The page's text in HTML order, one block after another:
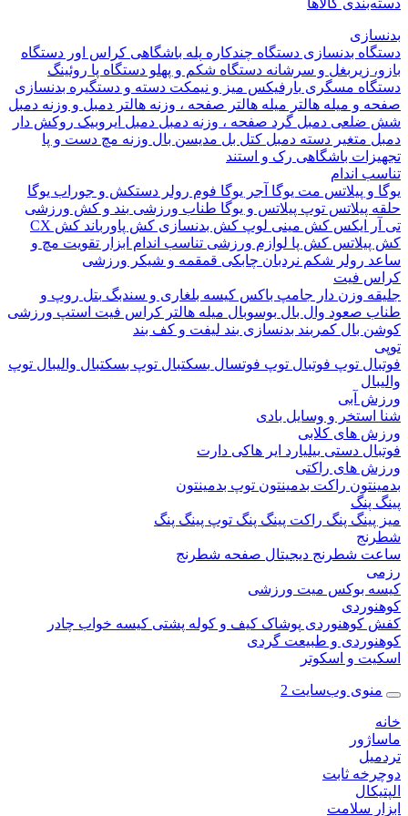
کالاها
بدنسازیدستگاه چندکارهپله باشگاهیکراس اوردستگاه
زیربغل و سرشانه دستگاه شکم و پهلودستگاه پاروئینگ
مسگریبارفیکسمیز و نیمکتدسته و دستگیره بدنسازی
و میله هالتر میله هالتر صفحه ، وزنه هالتر دمبل و وزنه دمبل
دمبل گرد صفحه ، وزنه دمبل دمبل ایروبیک روکش دار
متغیردسته دمبل کتل بلمدیسن بالوزنه مچ دست و پا
باشگاهیرک و استند
اندام
و پیلاتسمت یوگاآجر یوگا فوم رولر دستکش و جوراب یوگا
پیلاتستوپ پیلاتس و یوگاطناب ورزشی بند و کش ورزشی
ایکس کش مینی لوپ کش بدنسازیکش پاورباندکش CX
کش پالوازم ورزشی تناسب اندام ابزار تقویت مچ و
رولر شکم نردبان چابکیقمقمه و شیکر ورزشی
فیت
وزن دارجامپ باکسکیسه بلغاری و سندبگبتل روپ و
صعودوال بال بوسوبالمیله هالتر کراس فیت استپ ورزشی
بالکمربند بدنسازیبند لیفت و کف بند
توپ فوتبالتوپ فوتسالبسکتبالتوپ بسکتبالوالیبال توپ
آبی
و وسایل بادی
های کلابی
دستیبیلیاردایر هاکیدارت
های راکتی
راکت بدمینتونتوپ بدمینتون
پنگ
پنگراکت پینگ پنگتوپ پینگ پنگ
شطرنج دیجیتالصفحه شطرنج
بوکسمیت ورزشی
کوهنوردیپوشاککیف و کوله پشتیکیسه خوابچادر
و طبیعت گردی
و اسکوتر
وب‌سایت 2
ثابت
سلامت